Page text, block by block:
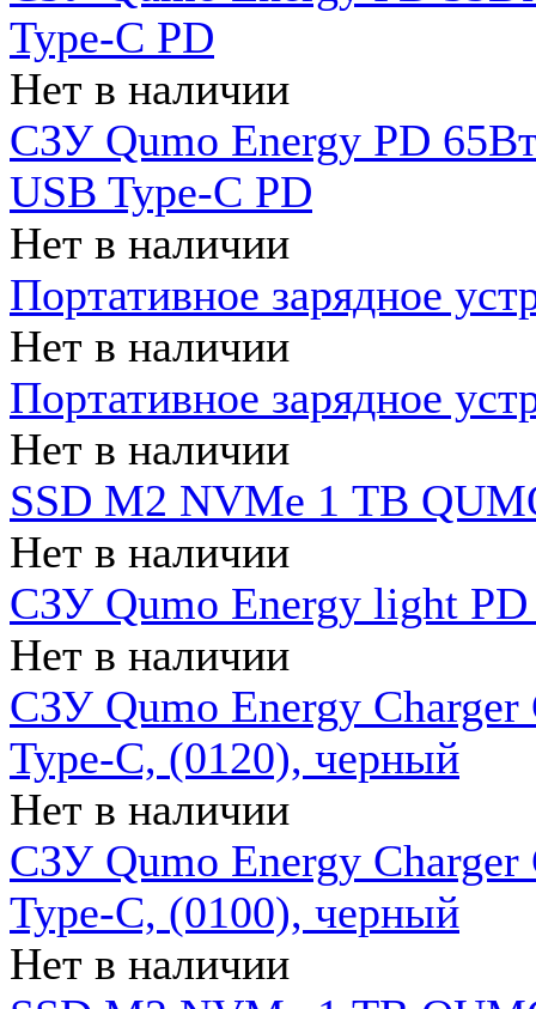
Type-C PD
Нет в наличии
СЗУ Qumo Energy PD
USB Type-C PD
Нет в наличии
Портативное зарядное
Нет в наличии
Портативное зарядное
Нет в наличии
SSD M2 NVMe 1 ТB
Нет в наличии
СЗУ Qumo Energy light PD
Нет в наличии
СЗУ Qumo Energy
Type-C, (0120), черный
Нет в наличии
СЗУ Qumo Energy
Type-C, (0100), черный
Нет в наличии